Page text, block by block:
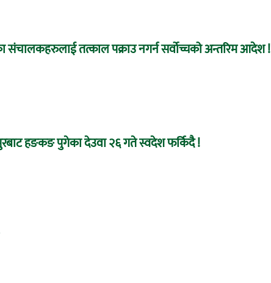
संचालकहरुलाई तत्काल पक्राउ नगर्न सर्वोच्चको अन्तरिम आदेश !
हङकङ पुगेका देउवा २६ गते स्वदेश फर्किदै !